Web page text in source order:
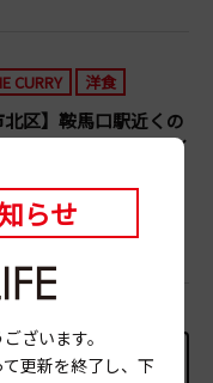
CURRY 洋食
北区】鞍馬口駅近くの
蔵］流パラパラドライ
らせ
ざいます。
て更新を終了し、下